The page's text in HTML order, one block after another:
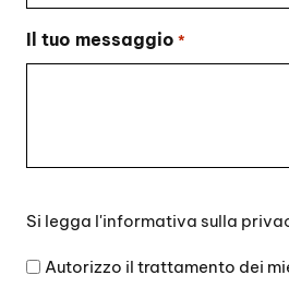
Il tuo messaggio *
legga
l'informativa
Si legga l'informativa sulla
Autorizzo il trattamento dei